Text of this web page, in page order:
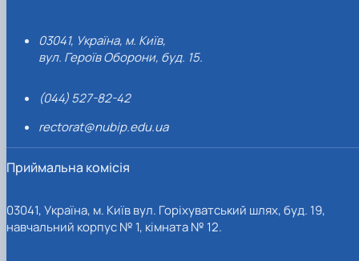
03041, Україна, м. Київ,
вул. Героїв Оборони, буд. 15.
(044) 527-82-42
rectorat@nubip.edu.ua
Приймальна комісія
03041, Україна, м. Київ вул. Горіхуватський шлях, буд. 19,
навчальний корпус № 1, кімната № 12.